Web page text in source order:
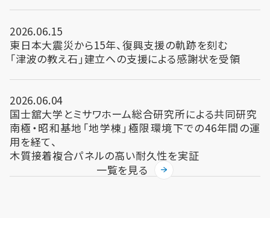
一覧を見る
2026.06.15
東日本大震災から15年、復興支援の軌跡を刻む
「津波の教え石」建立への支援による感謝状を受領
2026.06.04
国士舘大学とミサワホーム総合研究所による共同研究
南極・昭和基地「地学棟」極限環境下での46年間の運
用を経て、
木質接着複合パネルの高い耐久性を実証